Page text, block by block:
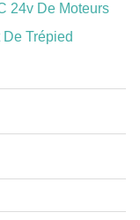
24v De Moteurs
Trépied